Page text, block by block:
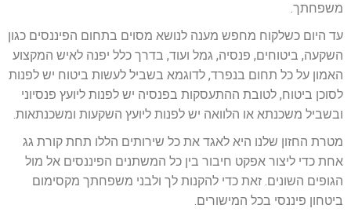
משפחתך.
עד היום כשלקוח מחפש מענה לנושא מסוים בתחום הפיננסים כגון
השקעה, ביטוחים, פנסיה, גמל ועוד, בדרך כלל יפנה לאיש המקצוע
האמון על כל תחום בנפרד, לדוגמא בשביל לעשות ביטוח יש לפנות
לסוכן ביטוח, לטובת ההתעסקות בפנסיה יש לפנות ליועץ פנסיוני
ובשביל משכנתא או הלוואה יש לפנות ליועץ השקעות ומשכנתאות.
מטרת החזון שלנו היא לאגד את כל שירותים הללו תחת קורת גג
אחת כדי ליצור אפקט חיבור בין כל המשתנים הפיננסים אל מול
הגופים השונים. זאת כדי להקנות לך ולבני משפחתך מקסימום
ביטחון פיננסי בכל המישורים.